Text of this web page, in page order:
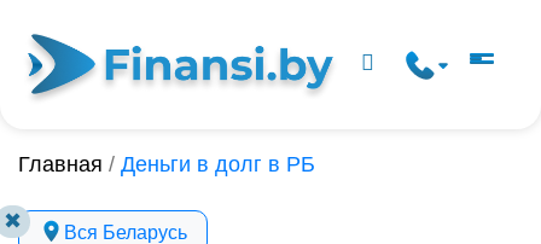
✖
Главная / Деньги в долг в РБ
Вся Беларусь